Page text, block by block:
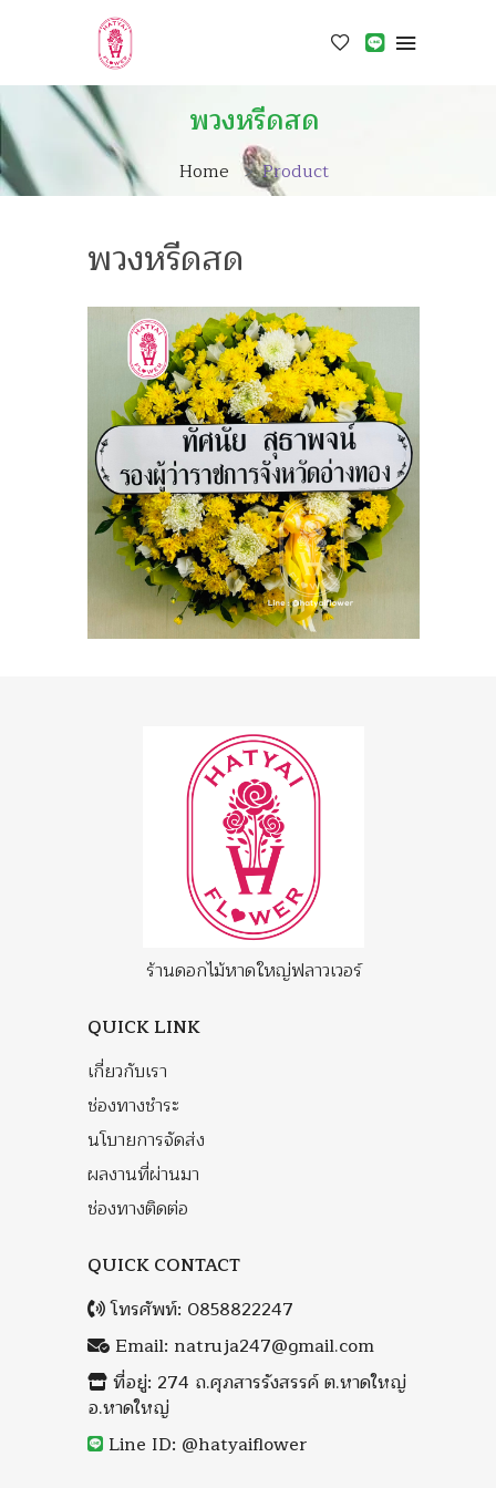
พวงหรีดสด
Home Product
พวงหรีดสด
ร้านดอกไม้หาดใหญ่ฟลาวเวอร์
QUICK LINK
เกี่ยวกับเรา
ช่องทางชำระ
นโบายการจัดส่ง
ผลงานที่ผ่านมา
ช่องทางติดต่อ
QUICK CONTACT
โทรศัพท์: 0858822247
Email: natruja247@gmail.com
ที่อยู่: 274 ถ.ศุภสารรังสรรค์ ต.หาดใหญ่
อ.หาดใหญ่
Line ID: @hatyaiflower